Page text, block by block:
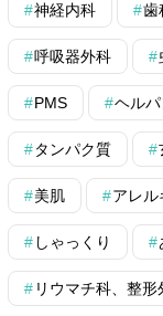
神経内科 歯
呼吸器外科
PMS ヘル
タンパク質
美肌 アレル
しゃっくり
リウマチ科、整形